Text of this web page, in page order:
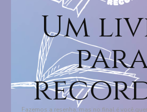
Um
Fazemos a resenha, mas no final é você